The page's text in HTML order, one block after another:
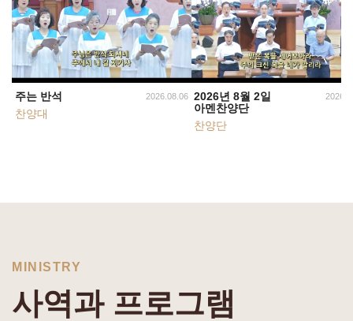
주는 반석
찬양대
2026.08.06 2026년 8월 2일
아멘찬양단
찬양단
MINISTRY
사역과 프로그램